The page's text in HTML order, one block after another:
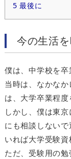
5 最後に
今の生活
僕は、中学校を卒
当時は、なかな
は、大学卒業程度
しかし、僕は東
にも相談しない
いれば大学受験資
ただ、受験用の